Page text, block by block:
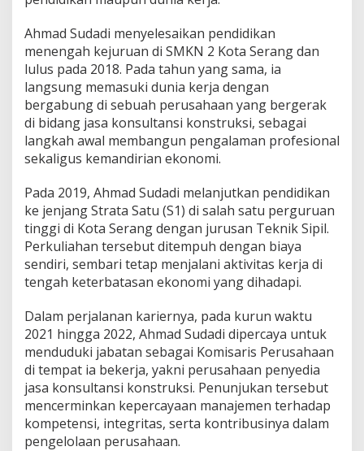
Ahmad Sudadi menyelesaikan pendidikan
menengah kejuruan di SMKN 2 Kota Serang dan
lulus pada 2018. Pada tahun yang sama, ia
langsung memasuki dunia kerja dengan
bergabung di sebuah perusahaan yang bergerak
di bidang jasa konsultansi konstruksi, sebagai
langkah awal membangun pengalaman profesional
sekaligus kemandirian ekonomi.
Pada 2019, Ahmad Sudadi melanjutkan pendidikan
ke jenjang Strata Satu (S1) di salah satu perguruan
tinggi di Kota Serang dengan jurusan Teknik Sipil.
Perkuliahan tersebut ditempuh dengan biaya
sendiri, sembari tetap menjalani aktivitas kerja di
tengah keterbatasan ekonomi yang dihadapi.
Dalam perjalanan kariernya, pada kurun waktu
2021 hingga 2022, Ahmad Sudadi dipercaya untuk
menduduki jabatan sebagai Komisaris Perusahaan
di tempat ia bekerja, yakni perusahaan penyedia
jasa konsultansi konstruksi. Penunjukan tersebut
mencerminkan kepercayaan manajemen terhadap
kompetensi, integritas, serta kontribusinya dalam
pengelolaan perusahaan.